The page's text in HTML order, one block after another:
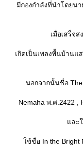
มีกองกำลังที่นำโดยนา
เมื่อเสร็จ
เกิดเป็นเพลงพื้นบ้านแ
นอกจากนั้นชื่อ The
Nemaha พ.ศ.2422 ,
ละใ
ช้ชื่อ In the Bright